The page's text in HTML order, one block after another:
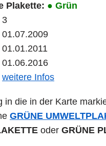
Plakette: ● Grün
3
01.07.2009
01.01.2011
01.06.2016
weitere Infos
in die in der Karte
GRÜNE
oder GRÜNE